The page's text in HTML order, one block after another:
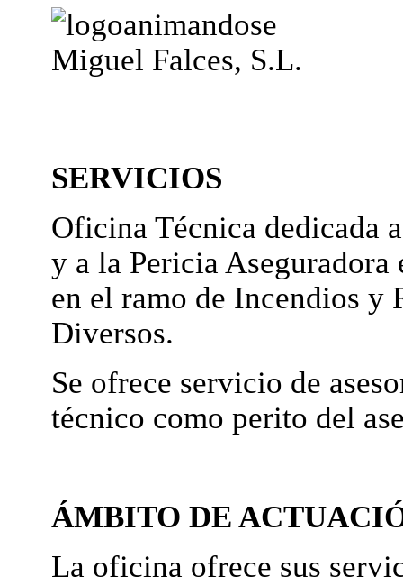
Miguel Falces, S.L.
SERVICIOS
Oficina Técnica dedicada
y a la Pericia Aseguradora
en el ramo de Incendios y
Diversos.
Se ofrece servicio de
técnico como perito del
ÁMBITO DE
La oficina ofrece sus